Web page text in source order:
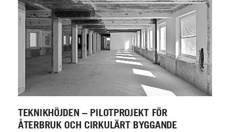
TEKNIKHÖJDEN – PILOTPROJEKT FÖR
ÅTERBRUK OCH CIRKULÄRT BYGGANDE